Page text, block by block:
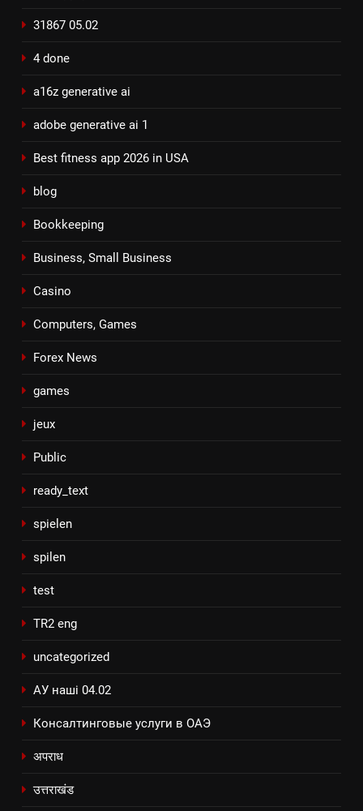
31867 05.02
4 done
a16z generative ai
adobe generative ai 1
Best fitness app 2026 in USA
blog
Bookkeeping
Business, Small Business
Casino
Computers, Games
Forex News
games
jeux
Public
ready_text
spielen
spilen
test
TR2 eng
uncategorized
АУ наші 04.02
Консалтинговые услуги в ОАЭ
अपराध
उत्तराखंड